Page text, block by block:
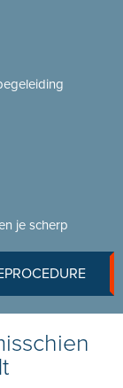
je scherp